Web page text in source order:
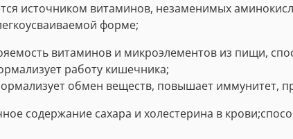
источником витаминов, незаменимых
форме;
витаминов и микроэлементов из пищи,
работу кишечника;
обмен веществ, повышает иммунитет,
содержание сахара и холестерина в